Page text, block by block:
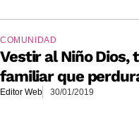
COMUNIDAD
Vestir al Niño Dios,
familiar que
Editor Web 30/01/2019